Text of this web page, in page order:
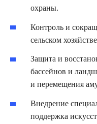
охраны.
Контроль и
сельском
Защита и
бассейнов и
и перемещения
Внедрение
поддержка